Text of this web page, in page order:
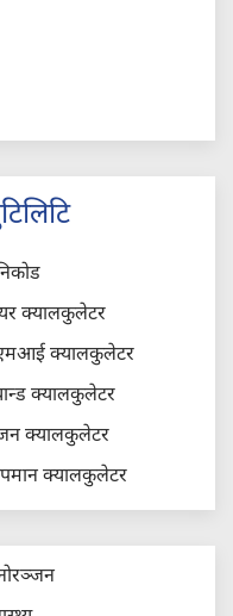
क्यालकुलेटर
क्यालकुलेटर
क्यालकुलेटर
क्यालकुलेटर
क्यालकुलेटर